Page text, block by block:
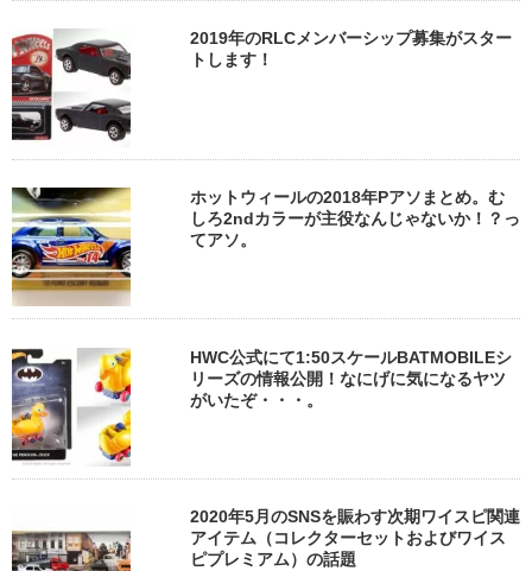
2019年のRLCメンバーシップ募集がスター
トします！
ホットウィールの2018年Pアソまとめ。む
しろ2ndカラーが主役なんじゃないか！？っ
てアソ。
HWC公式にて1:50スケールBATMOBILEシ
リーズの情報公開！なにげに気になるヤツ
がいたぞ・・・。
2020年5月のSNSを賑わす次期ワイスピ関連
アイテム（コレクターセットおよびワイス
ピプレミアム）の話題